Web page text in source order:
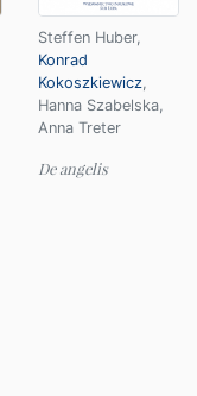
Steffen Huber,
Konrad
Kokoszkiewicz,
Hanna Szabelska,
Anna Treter
De angelis